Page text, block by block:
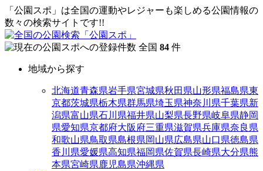
「公園スポ」は全国の運動やレジャーも楽しめる公園情報の
数々の検索サイトです!!
全国 84 件
地域から探す
北海道青森県岩手県宮城県秋田県山形県福島県東
京都茨城県栃木県群馬県埼玉県神奈川県千葉県新
潟県富山県石川県福井県山梨県長野県岐阜県静岡
県愛知県京都府大阪府三重県滋賀県兵庫県奈良県
和歌山県鳥取県島根県岡山県広島県山口県徳島県
香川県愛媛県高知県福岡県佐賀県長崎県大分県熊
本県宮崎県鹿児島県沖縄県